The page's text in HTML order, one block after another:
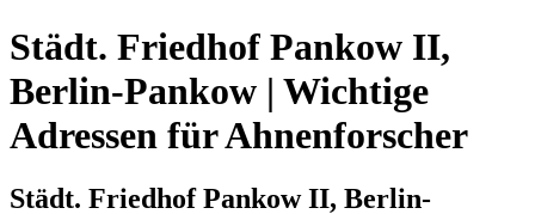
Städt. Friedhof Pankow II,
Berlin-Pankow | Wichtige
Adressen für Ahnenforscher
Städt. Friedhof Pankow II, Berlin-